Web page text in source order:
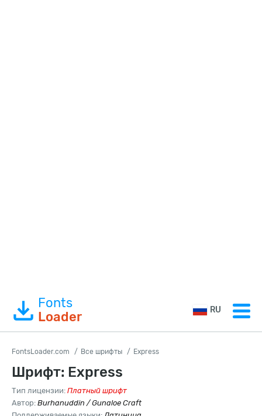
Fonts
Loader
RU
FontsLoader.com Все шрифты Express
Шрифт: Express
Тип лицензии: Платный шрифт
Автор: Burhanuddin / Gunaloe Craft